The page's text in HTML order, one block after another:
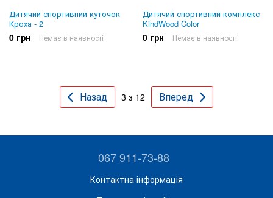
Дитячий спортивний куточок
Кроха - 2
0 грн Немає в наявності
Дитячий спортивний комплекс
KindWood Color
0 грн Немає в наявності
Назад 3 з 12 Вперед
067 911-73-88
Контактна інформація